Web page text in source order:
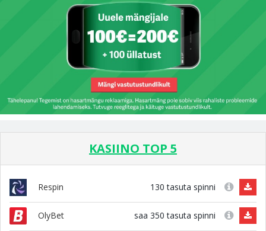
KASIINO TOP 5
Respin 130 tasuta spinni
OlyBet saa 350 tasuta spinni